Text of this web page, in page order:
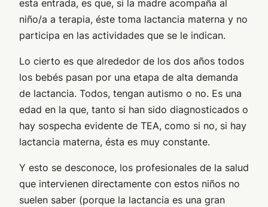
esta entrada, es que, si la madre acompaña al
niño/a a terapia, éste toma lactancia materna y no
participa en las actividades que se le indican.
Lo cierto es que alrededor de los dos años todos
los bebés pasan por una etapa de alta demanda
de lactancia. Todos, tengan autismo o no. Es una
edad en la que, tanto si han sido diagnosticados o
hay sospecha evidente de TEA, como si no, si hay
lactancia materna, ésta es muy constante.
Y esto se desconoce, los profesionales de la salud
que intervienen directamente con estos niños no
suelen saber (porque la lactancia es una gran